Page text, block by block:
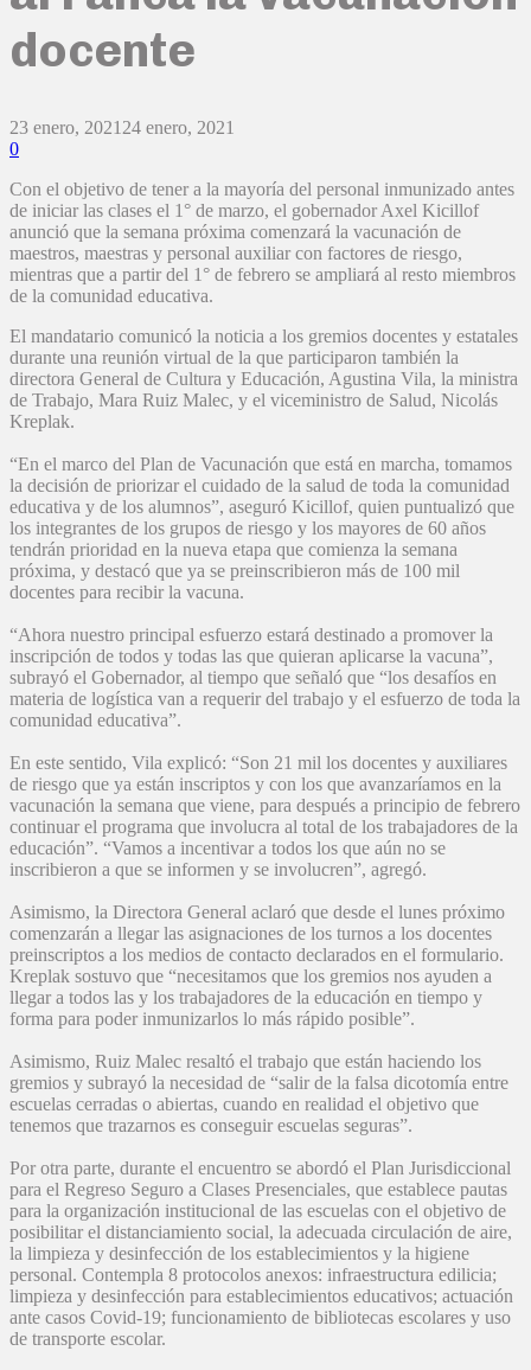
docente
23 enero, 2021 24 enero, 2021
0
Con el objetivo de tener a la mayoría del personal inmunizado antes
de iniciar las clases el 1° de marzo, el gobernador Axel Kicillof
anunció que la semana próxima comenzará la vacunación de
maestros, maestras y personal auxiliar con factores de riesgo,
mientras que a partir del 1° de febrero se ampliará al resto miembros
de la comunidad educativa.
El mandatario comunicó la noticia a los gremios docentes y estatales
durante una reunión virtual de la que participaron también la
directora General de Cultura y Educación, Agustina Vila, la ministra
de Trabajo, Mara Ruiz Malec, y el viceministro de Salud, Nicolás
Kreplak.
“En el marco del Plan de Vacunación que está en marcha, tomamos
la decisión de priorizar el cuidado de la salud de toda la comunidad
educativa y de los alumnos”, aseguró Kicillof, quien puntualizó que
los integrantes de los grupos de riesgo y los mayores de 60 años
tendrán prioridad en la nueva etapa que comienza la semana
próxima, y destacó que ya se preinscribieron más de 100 mil
docentes para recibir la vacuna.
“Ahora nuestro principal esfuerzo estará destinado a promover la
inscripción de todos y todas las que quieran aplicarse la vacuna”,
subrayó el Gobernador, al tiempo que señaló que “los desafíos en
materia de logística van a requerir del trabajo y el esfuerzo de toda la
comunidad educativa”.
En este sentido, Vila explicó: “Son 21 mil los docentes y auxiliares
de riesgo que ya están inscriptos y con los que avanzaríamos en la
vacunación la semana que viene, para después a principio de febrero
continuar el programa que involucra al total de los trabajadores de la
educación”. “Vamos a incentivar a todos los que aún no se
inscribieron a que se informen y se involucren”, agregó.
Asimismo, la Directora General aclaró que desde el lunes próximo
comenzarán a llegar las asignaciones de los turnos a los docentes
preinscriptos a los medios de contacto declarados en el formulario.
Kreplak sostuvo que “necesitamos que los gremios nos ayuden a
llegar a todos las y los trabajadores de la educación en tiempo y
forma para poder inmunizarlos lo más rápido posible”.
Asimismo, Ruiz Malec resaltó el trabajo que están haciendo los
gremios y subrayó la necesidad de “salir de la falsa dicotomía entre
escuelas cerradas o abiertas, cuando en realidad el objetivo que
tenemos que trazarnos es conseguir escuelas seguras”.
Por otra parte, durante el encuentro se abordó el Plan Jurisdiccional
para el Regreso Seguro a Clases Presenciales, que establece pautas
para la organización institucional de las escuelas con el objetivo de
posibilitar el distanciamiento social, la adecuada circulación de aire,
la limpieza y desinfección de los establecimientos y la higiene
personal. Contempla 8 protocolos anexos: infraestructura edilicia;
limpieza y desinfección para establecimientos educativos; actuación
ante casos Covid-19; funcionamiento de bibliotecas escolares y uso
de transporte escolar.